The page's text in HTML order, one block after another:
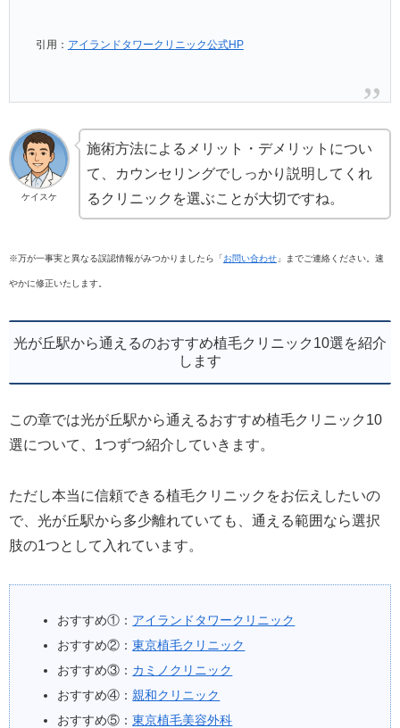
引用： アイランドタワークリニック公式HP
ケイスケ
施術方法によるメリット・デメリットについ
て、カウンセリングでしっかり説明してくれ
るクリニックを選ぶことが大切ですね。
※万が一事実と異なる誤認情報がみつかりましたら「 お問い合わせ 」までご連絡ください。速
やかに修正いたします。
光が丘駅から通えるのおすすめ植毛クリニック10選を紹介
します
この章では光が丘駅から通えるおすすめ植毛クリニック10
選について、1つずつ紹介していきます。
ただし本当に信頼できる植毛クリニックをお伝えしたいの
で、光が丘駅から多少離れていても、通える範囲なら選択
肢の1つとして入れています。
おすすめ①： アイランドタワークリニック
おすすめ②：東京植毛クリニック
おすすめ③： カミノクリニック
おすすめ④：親和クリニック
おすすめ⑤：東京植毛美容外科